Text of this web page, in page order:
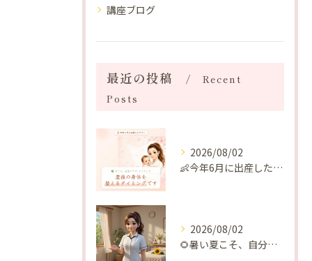
講座ブログ
最近の投稿
Recent
Posts
2026/08/02
👶今年6月に出産したママへ♡
2026/08/02
🌻暑い夏こそ、自分の身体を整える時間を♡